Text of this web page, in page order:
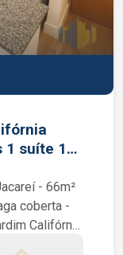
1 suíte 1
- 66m²
coberta -